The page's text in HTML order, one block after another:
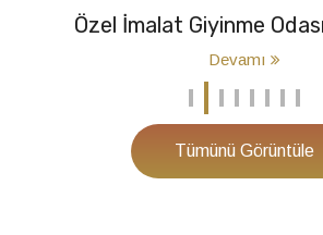
Özel İmalat Giyinme
Devamı
Tümünü Görüntüle